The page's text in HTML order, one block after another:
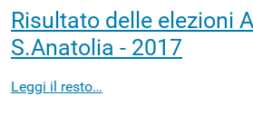
Risultato delle elezioni
S.Anatolia - 2017
Leggi il resto…